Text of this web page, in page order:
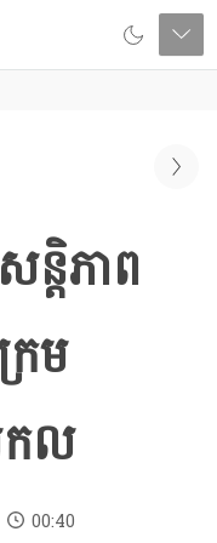
តិភាព
ម
ល
00:40